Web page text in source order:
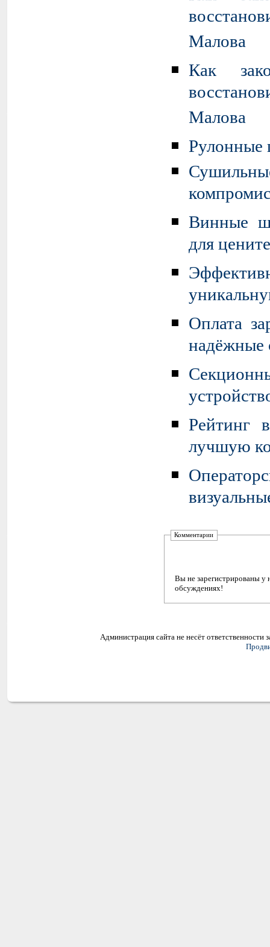
Малова
Как
Малова
Рулонные
Винные
для
Оплата
надёжные
Рейтинг
лучшую
Комментарии
Вы не зарегистрированы у
обсуждениях!
Администрация сайта не несёт ответственности